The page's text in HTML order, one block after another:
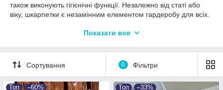
також виконують гігієнічні функції. Незалежно від статі або
віку, шкарпетки є незамінним елементом гардеробу для всіх.
Вони можуть бути виготовлені як з натуральних матеріалів,
шкарпеток. Вони забезпечують додаткову ізоляцію та
забезпечують тепло під час холодних зимових днів.
Показати все
Сортування 0 Фільтри
Топ –60% Топ –33%